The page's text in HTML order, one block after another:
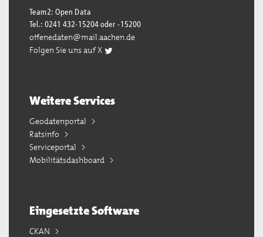
Team2: Open Data
Tel.: 0241 432-15204 oder -15200
offenedaten@mail.aachen.de
Folgen Sie uns auf X
Weitere Services
Geodatenportal
Ratsinfo
Serviceportal
Mobilitätsdashboard
Eingesetzte Software
CKAN